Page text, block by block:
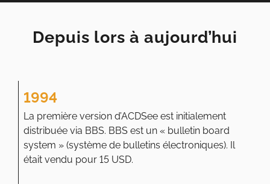
Depuis lors à aujourd’hui
1994
La première version d’ACDSee est initialement
distribuée via BBS. BBS est un « bulletin board
system » (système de bulletins électroniques). Il
était vendu pour 15 USD.